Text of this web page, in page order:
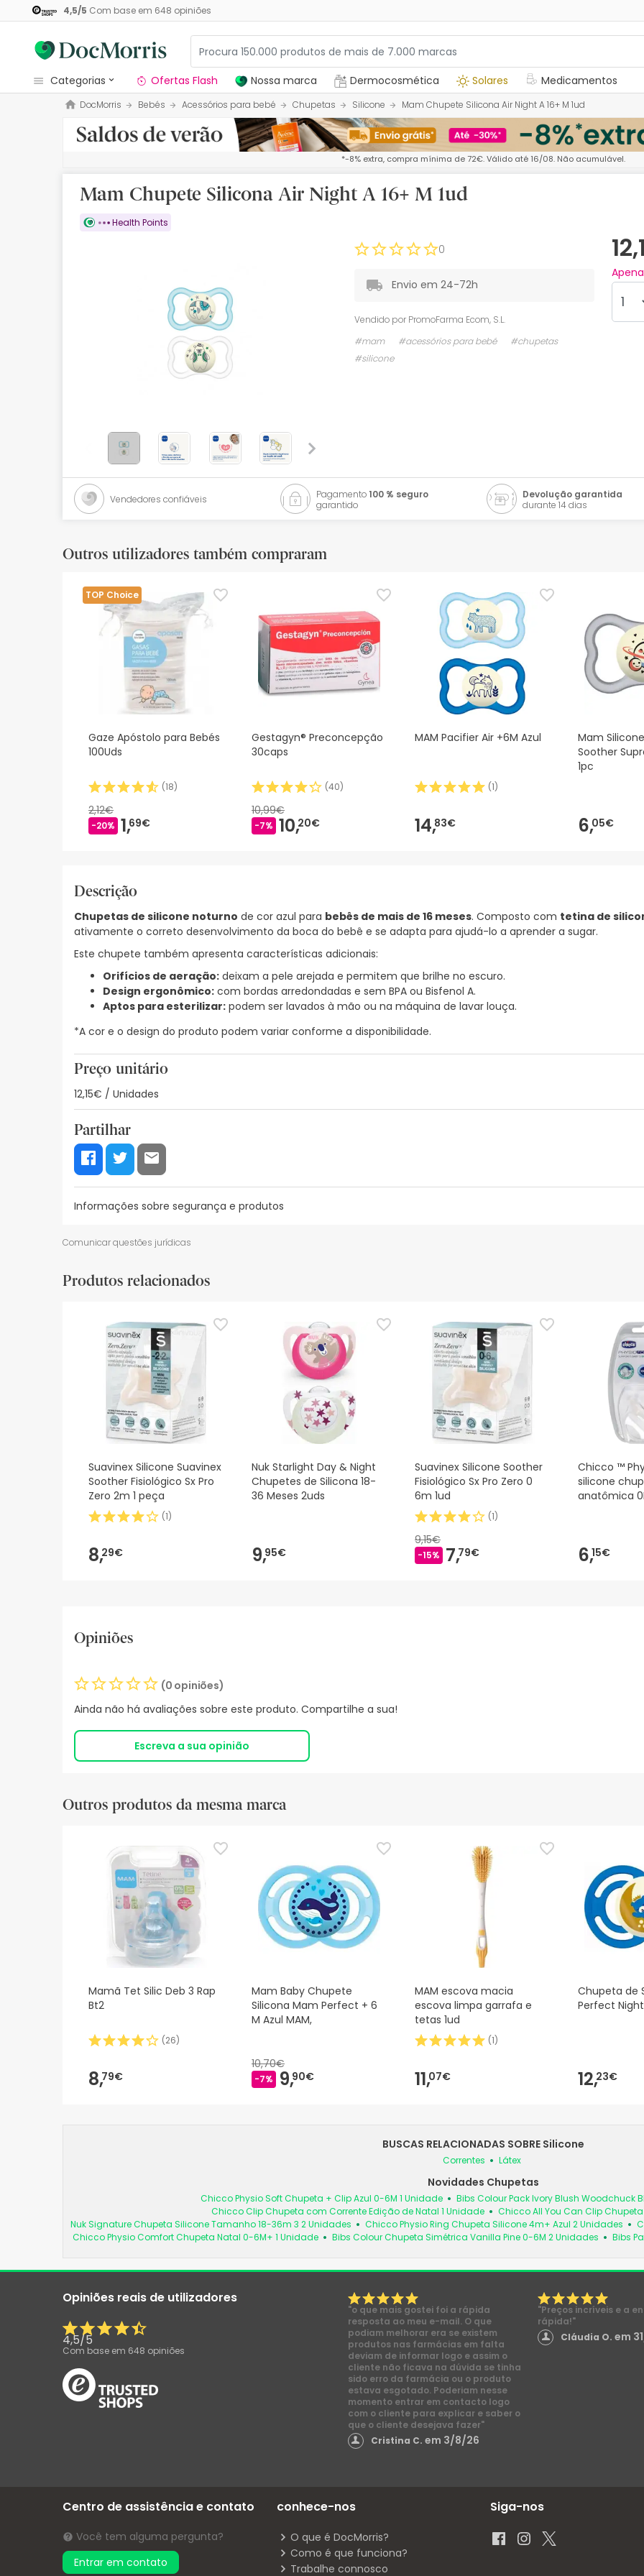
4,5/5 Com base em 648 opiniões
categorias
Dermocosmetica
Nossa marca
Medicamentos
Cosmética
Cosmética natural
Promoções
Mais vendidos
Ofertas Flash Nossa marca Dermocosmética Solares Medicamentos
DocMorris Bebés Acessórios para bebé Chupetas Silicone Mam Chupete Silicona Air Night A 16+ M 1ud
*-8% extra, compra mínima de 72€. Válido até 16/08. Não acumulável.
Mam Chupete Silicona Air Night A 16+ M 1ud
Health Points
0
Envio em 24-72h
Vendido por PromoFarma Ecom, S.L.
#mam
#acessórios para bebé
#chupetas
#silicone
Vendedores confiáveis Pagamento100 % seguro
garantido
Devolução garantida
durante 14 dias
Outros utilizadores também compraram
TOP Choice
Gaze Apóstolo para Bebés
100Uds
(18)
2,12€
-20% 1,69€
Gestagyn® Preconcepção
30caps
(40)
10,99€
-7% 10,20€
MAM Pacifier Air +6M Azul
(1)
14,83€
Mam
Soother
1pc
6,05€
Descrição
Chupetas de silicone noturno de cor azul para bebês de mais de 16 meses. Composto com tetina de
ativamente o correto desenvolvimento da boca do bebê e se adapta para ajudá-lo a aprender a sugar.
Este chupete também apresenta características adicionais:
Orifícios de aeração: deixam a pele arejada e permitem que brilhe no escuro.
Design ergonômico: com bordas arredondadas e sem BPA ou Bisfenol A.
Aptos para esterilizar: podem ser lavados à mão ou na máquina de lavar louça.
*A cor e o design do produto podem variar conforme a disponibilidade.
Preço unitário
12,15€ / Unidades
Partilhar
Informações sobre segurança e produtos
Recursos de segurança visual
De momento, não dispomos de imagens de segurança para este produto, mas estamos a trabalhar nisso.
sobre segurança, não hesites em contactar-nos. Além disso, se desejares, também podes devolver o produto
Comunicar questões jurídicas
Produtos relacionados
Suavinex Silicone Suavinex
Soother Fisiológico Sx Pro
Zero 2m 1 peça
(1)
8,29€
Nuk Starlight Day & Night
Chupetes de Silicona 18-
36 Meses 2uds
9,95€
Suavinex Silicone Soother
Fisiológico Sx Pro Zero 0
6m 1ud
(1)
9,15€
-15% 7,79€
Chicco ™
silicone
anatômica
6,15€
Opiniões
(0 opiniões)
Ainda não há avaliações sobre este produto. Compartilhe a sua!
Escreva a sua opinião
Outros produtos da mesma marca
Mamã Tet Silic Deb 3 Rap
Bt2
(26)
8,79€
Mam Baby Chupete
Silicona Mam Perfect + 6
M Azul MAM,
10,70€
-7% 9,90€
MAM escova macia
escova limpa garrafa e
tetas 1ud
(1)
11,07€
Chupeta de
Perfect Night
12,23€
BUSCAS RELACIONADAS SOBRE Silicone
Correntes Látex
Novidades Chupetas
Chicco Physio Soft Chupeta + Clip Azul 0-6M 1 Unidade
Bibs Colour Pack Ivory Blush Woodchuck
Chicco Clip Chupeta com Corrente Edição de Natal 1 Unidade
Chicco All You Can Clip
Nuk Signature Chupeta Silicone Tamanho 18-36m 3 2 Unidades
Chicco Physio Ring Chupeta Silicone 4m+ Azul 2 Unidades
Chicco Physio Comfort Chupeta Natal 0-6M+ 1 Unidade
Bibs Colour Chupeta Simétrica Vanilla Pine 0-6M 2 Unidades Bibs
Opiniões reais de utilizadores
4,5/5
Com base em 648 opiniões
"o que mais gostei foi a rápida
resposta ao meu e-mail. O que
podiam melhorar era se existem
produtos nas farmácias em falta
deviam de informar logo e assim o
cliente não ficava na dúvida se tinha
sido erro da farmácia ou o produto
estava esgotado. Poderiam nesse
momento entrar em contacto logo
com o cliente para explicar e saber o
que o cliente desejava fazer"
Cristina C. em 3/8/26
"Preços incríveis e a
rápida!"
Cláudia O.em
Centro de assistência e contato
Você tem alguma pergunta?
Entrar em contato
conhece-nos
O que é DocMorris?
Como é que funciona?
Trabalhe connosco
Siga-nos